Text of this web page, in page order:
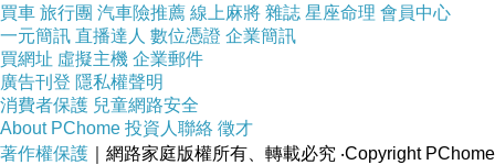
買車 旅行團 汽車險推薦 線上麻將 雜誌 星座命理 會員中心
一元簡訊 直播達人 數位憑證 企業簡訊
買網址 虛擬主機 企業郵件
廣告刊登 隱私權聲明
消費者保護 兒童網路安全
About PChome 投資人聯絡 徵才
著作權保護 ｜網路家庭版權所有、轉載必究 ‧Copyright PChome